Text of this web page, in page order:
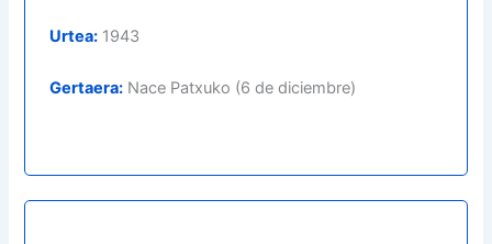
Urtea: 1943
Gertaera: Nace Patxuko (6 de diciembre)